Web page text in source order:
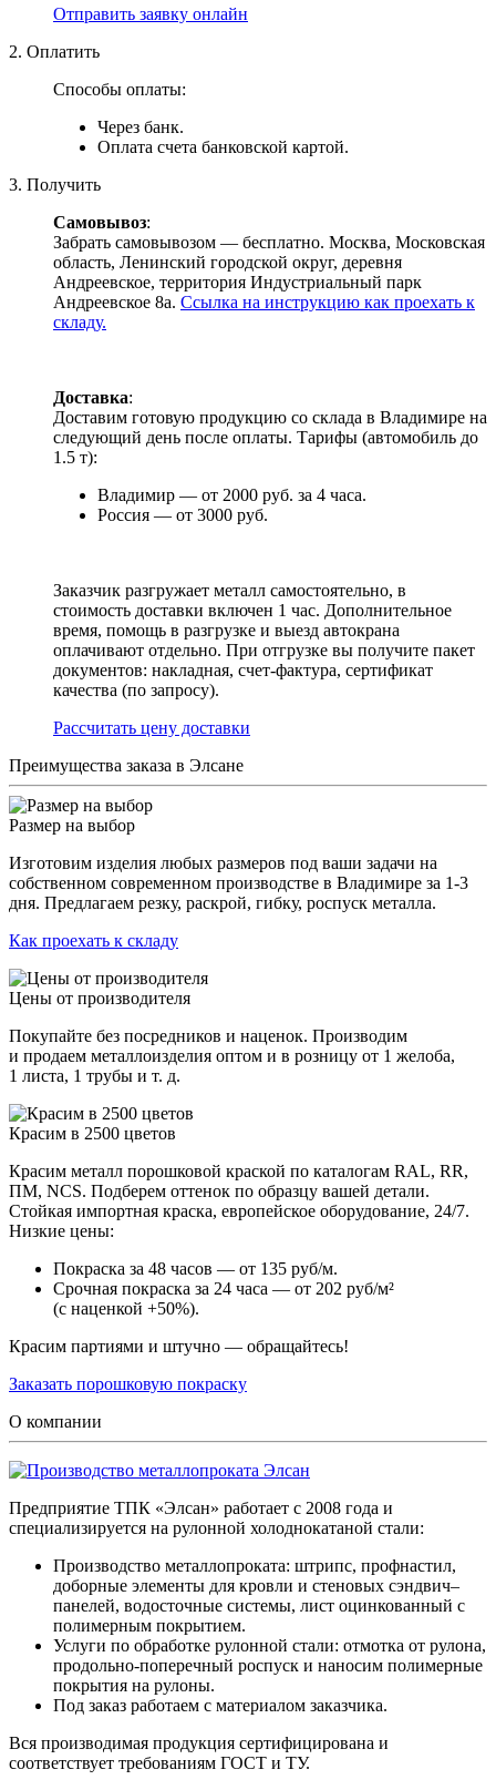
Отправить заявку онлайн
2. Оплатить
Способы оплаты:
Через банк.
Оплата счета банковской картой.
3. Получить
Самовывоз:
Забрать самовывозом — бесплатно. Москва, Московская
область, Ленинский городской округ, деревня
Андреевское, территория Индустриальный парк
Андреевское 8а. Ссылка на инструкцию как проехать к
складу.
Доставка:
Доставим готовую продукцию со склада в Владимире на
следующий день после оплаты. Тарифы (автомобиль до
1.5 т):
Владимир — от 2000 руб. за 4 часа.
Россия — от 3000 руб.
Заказчик разгружает металл самостоятельно, в
стоимость доставки включен 1 час. Дополнительное
время, помощь в разгрузке и выезд автокрана
оплачивают отдельно. При отгрузке вы получите пакет
документов: накладная, счет-фактура, сертификат
качества (по запросу).
Раcсчитать цену доставки
Преимущества заказа в Элсане
Размер на выбор
Изготовим изделия любых размеров под ваши задачи на
собственном современном производстве в Владимире за 1-3
дня. Предлагаем резку, раскрой, гибку, роспуск металла.
Как проехать к складу
Цены от производителя
Покупайте без посредников и наценок. Производим
и продаем металлоизделия оптом и в розницу от 1 желоба,
1 листа, 1 трубы и т. д.
Красим в 2500 цветов
Красим металл порошковой краской по каталогам RAL, RR,
ПМ, NCS. Подберем оттенок по образцу вашей детали.
Стойкая импортная краска, европейское оборудование, 24/7.
Низкие цены:
Покраска за 48 часов — от 135 руб/м.
Срочная покраска за 24 часа — от 202 руб/м²
(с наценкой +50%).
Красим партиями и штучно — обращайтесь!
Заказать порошковую покраску
О компании
Предприятие ТПК «Элсан» работает с 2008 года и
специализируется на рулонной холоднокатаной стали:
Производство металлопроката: штрипс, профнастил,
доборные элементы для кровли и стеновых сэндвич–
панелей, водосточные системы, лист оцинкованный с
полимерным покрытием.
Услуги по обработке рулонной стали: отмотка от рулона,
продольно-поперечный роспуск и наносим полимерные
покрытия на рулоны.
Под заказ работаем с материалом заказчика.
Вся производимая продукция сертифицирована и
соответствует требованиям ГОСТ и ТУ.